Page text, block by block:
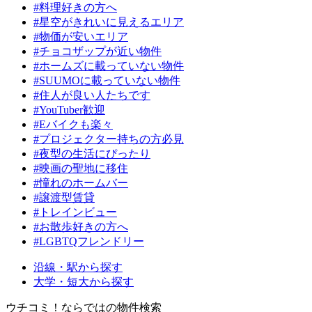
#料理好きの方へ
#星空がきれいに見えるエリア
#物価が安いエリア
#チョコザップが近い物件
#ホームズに載っていない物件
#SUUMOに載っていない物件
#住人が良い人たちです
#YouTuber歓迎
#Eバイクも楽々
#プロジェクター持ちの方必見
#夜型の生活にぴったり
#映画の聖地に移住
#憧れのホームバー
#譲渡型賃貸
#トレインビュー
#お散歩好きの方へ
#LGBTQフレンドリー
沿線・駅から探す
大学・短大から探す
ウチコミ！ならではの物件検索